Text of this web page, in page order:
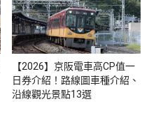
【2026】京阪電車高CP值一
日券介紹！路線圖車種介紹、
沿線觀光景點13選